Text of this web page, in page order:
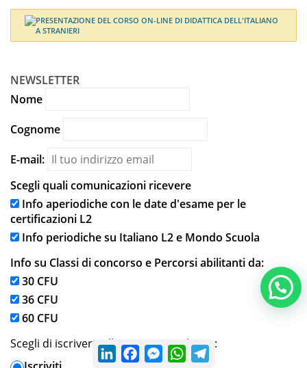
NEWSLETTER
Nome
Cognome
E-mail:
Scegli quali comunicazioni ricevere
Info aperiodiche con le date d'esame per le
certificazioni L2
Info periodiche su Italiano L2 e Mondo Scuola
Info su Classi di concorso e Percorsi abilitanti da:
30 CFU
36 CFU
60 CFU
Scegli di iscriverti alla nostra newsletter:
LinkedInFacebookMessenger
WhatsAppTelegram